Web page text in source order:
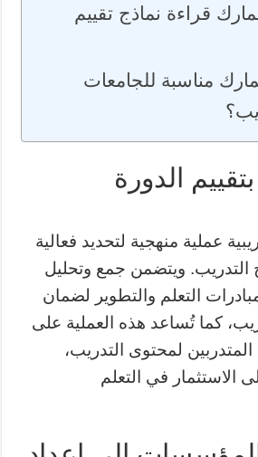
قراءة نماذج تقييم
مناسبة للجامعات
الدورة
عملية منهجية لتحديد فعالية
التدريب. ويتضمن جمع وتحليل
التعلم والتطوير لضمان
كما تُساعد هذه العملية على
لمحتوى التدريب،
الاستثمار في التعلم